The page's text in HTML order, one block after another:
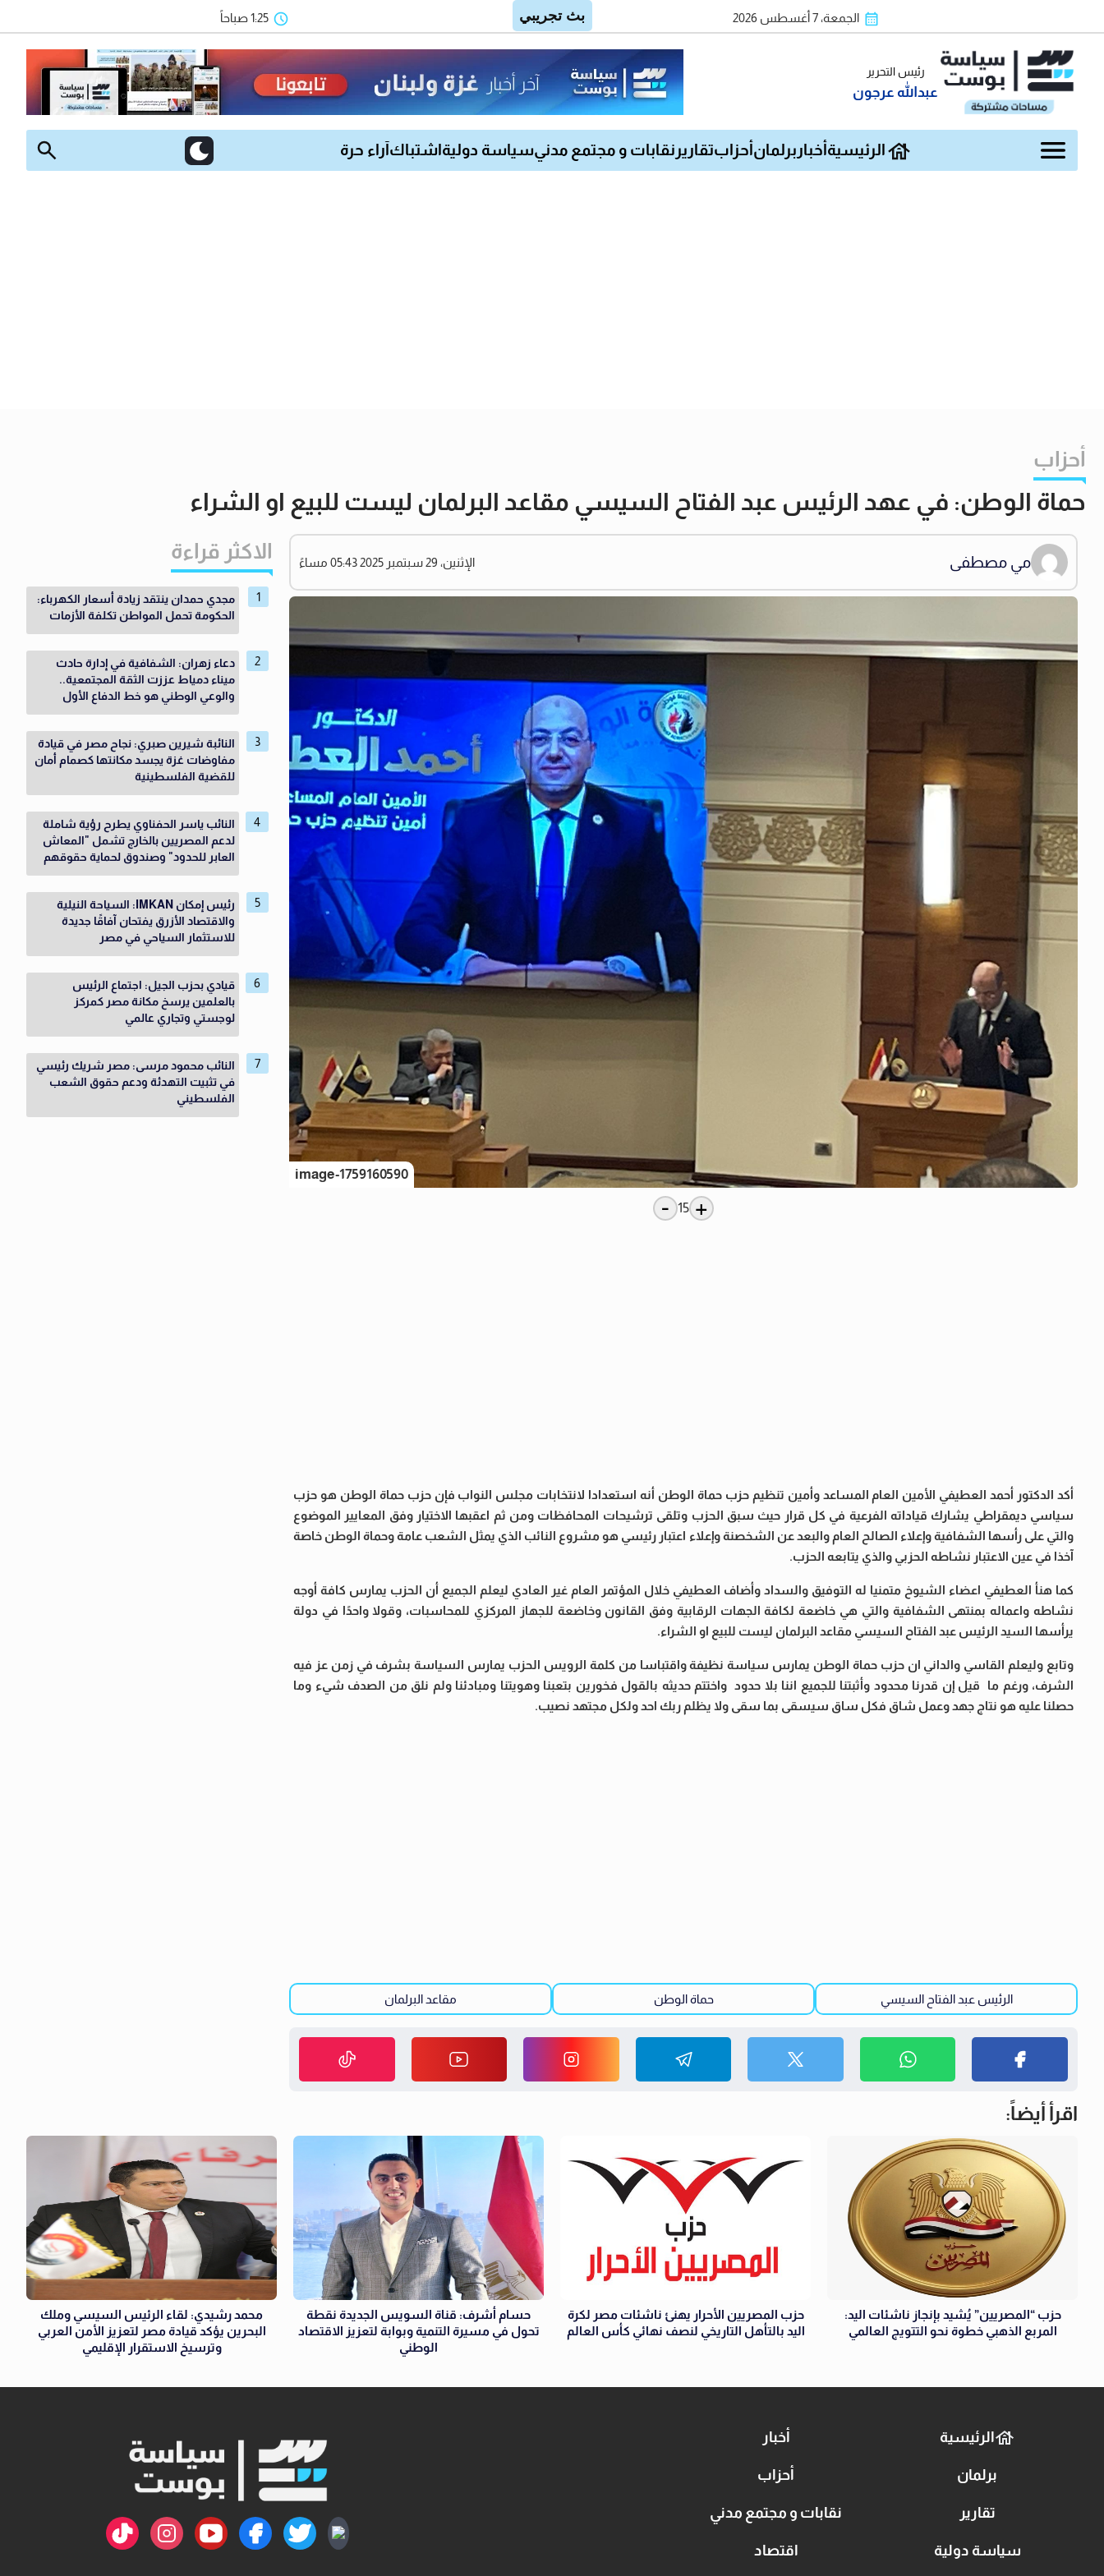
الجمعة، 7 أغسطس 2026 1:25 صباحاً
رئيس التحرير
عبدالله عرجون
الرئيسية أخبار برلمان أحزابتقارير نقابات و مجتمع مدنيسياسة دولية اشتباك آراء حرة
أحزاب
حماة الوطن: في عهد الرئيس عبد الفتاح السيسي مقاعد البرلمان ليست للبيع او الشراء
مي مصطفى الإثنين، 29 سبتمبر 2025 05:43 مساءً
image-1759160590
+
15
-
أكد الدكتور أحمد العطيفي الأمين العام المساعد وأمين تنظيم حزب حماة الوطن أنه استعدادا لانتخابات مجلس النواب فإن حزب حماة الوطن هو حزب
سياسي ديمقراطي يشارك قياداته الفرعية في كل قرار حيث سبق الحزب وتلقى ترشيحات المحافظات ومن ثم اعقبها الاختيار وفق المعايير الموضوع
والتي على رأسها الشفافية وإعلاء الصالح العام والبعد عن الشخصنة وإعلاء اعتبار رئيسي هو مشروع النائب الذي يمثل الشعب عامة وحماة الوطن خاصة
آخذا في عين الاعتبار نشاطه الحزبي والذي يتابعه الحزب.
كما هنأ العطيفي اعضاء الشيوخ متمنيا له التوفيق والسداد وأضاف العطيفي خلال المؤتمر العام غير العادي ليعلم الجميع أن الحزب يمارس كافة أوجه
نشاطه واعماله بمنتهى الشفافية والتي هي خاضعة لكافة الجهات الرقابية وفق القانون وخاضعة للجهاز المركزي للمحاسبات، وقولا واحدًا في دولة
يرأسها السيد الرئيس عبد الفتاح السيسي مقاعد البرلمان ليست للبيع او الشراء.
وتابع وليعلم القاسي والداني ان حزب حماة الوطن يمارس سياسة نظيفة واقتباسا من كلمة الرويس الحزب يمارس السياسة بشرف في زمن عز فيه
الشرف، ورغم ما قيل إن قدرنا محدود وأثبتنا للجميع اننا بلا حدود واختتم حديثه بالقول فخورين بتعبنا وهويتنا ومبادئنا ولم نلق من الصدف شيء وما
حصلنا عليه هو نتاج جهد وعمل شاق فكل ساق سيسقى بما سقى ولا يظلم ربك احد ولكل مجتهد نصيب.
الرئيس عبد الفتاح السيسي حماة الوطن مقاعد البرلمان
الاكثر قراءة
مجدي حمدان ينتقد زيادة أسعار الكهرباء:
الحكومة تحمل المواطن تكلفة الأزمات
دعاء زهران: الشفافية في إدارة حادث
ميناء دمياط عززت الثقة المجتمعية..
والوعي الوطني هو خط الدفاع الأول
النائبة شيرين صبري: نجاح مصر في قيادة
مفاوضات غزة يجسد مكانتها كصمام أمان
للقضية الفلسطينية
النائب ياسر الحفناوي يطرح رؤية شاملة
لدعم المصريين بالخارج تشمل "المعاش
العابر للحدود" وصندوق لحماية حقوقهم
رئيس إمكان IMKAN: السياحة النيلية
والاقتصاد الأزرق يفتحان آفاقًا جديدة
للاستثمار السياحي في مصر
قيادي بحزب الجيل: اجتماع الرئيس
بالعلمين يرسخ مكانة مصر كمركز
لوجستي وتجاري عالمي
النائب محمود مرسى: مصر شريك رئيسي
في تثبيت التهدئة ودعم حقوق الشعب
الفلسطيني
اقرأ أيضاً:
حزب “المصريين” يُشيد بإنجاز ناشئات اليد:
المربع الذهبي خطوة نحو التتويج العالمي
حزب المصريين الأحرار يهنئ ناشئات مصر لكرة
اليد بالتأهل التاريخي لنصف نهائي كأس العالم
حسام أشرف: قناة السويس الجديدة نقطة
تحول في مسيرة التنمية وبوابة لتعزيز الاقتصاد
الوطني
محمد رشيدي: لقاء الرئيس السيسي وملك
البحرين يؤكد قيادة مصر لتعزيز الأمن العربي
وترسيخ الاستقرار الإقليمي
الرئيسية أخبار
برلمان أحزاب
تقارير نقابات و مجتمع مدني
سياسة دولية اقتصاد